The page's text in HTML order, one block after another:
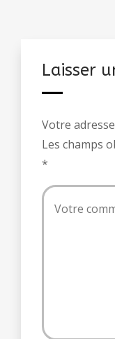
Laisser
Votre
Les champs
*